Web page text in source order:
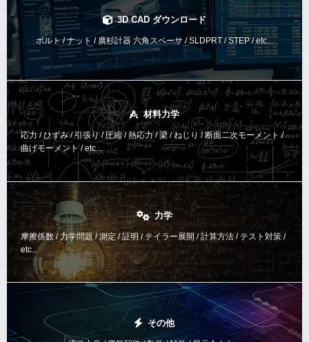
3D CAD ダウンロード
ボルト / ナット / 廣杉計器 六角スペーサ / SLDPRT / STEP / etc...
材料力学
応力 / ひずみ / 引張り / 圧縮 / 熱応力 / 梁 / ねじり / 断面二次モーメント /
曲げモーメント /etc...
力学
摩擦係数 / 力学問題 / 測定 / 証明 / テイラー展開 / 計算方法 /テスト対策 /
etc...
その他